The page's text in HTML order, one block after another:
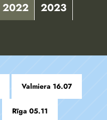
2022 2023
Valmiera 16.07
Rīga 05.11